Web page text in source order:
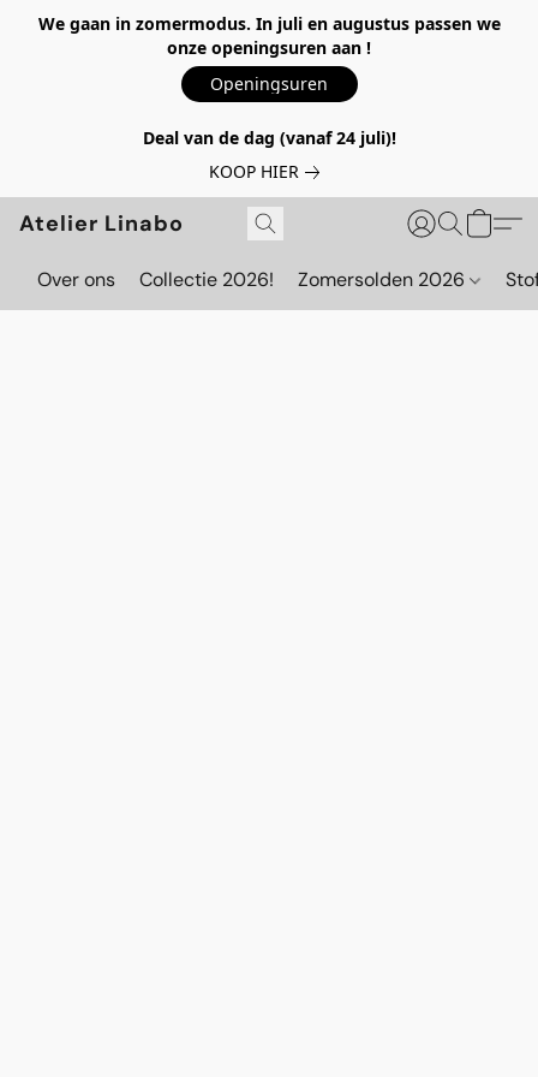
We gaan in zomermodus. In juli en augustus passen we
onze openingsuren aan !
Openingsuren
Deal van de dag (vanaf 24 juli)!
KOOP HIER
Atelier Linabo
Over ons Collectie 2026! Zomersolden 2026